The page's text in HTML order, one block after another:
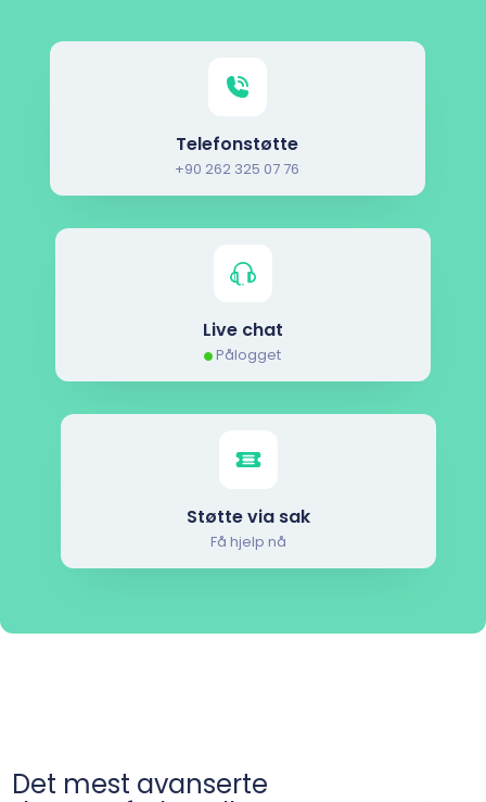
Telefonstøtte
+90 262 325 07 76
Live chat
Pålogget
Støtte via sak
Få hjelp nå
Det mest avanserte